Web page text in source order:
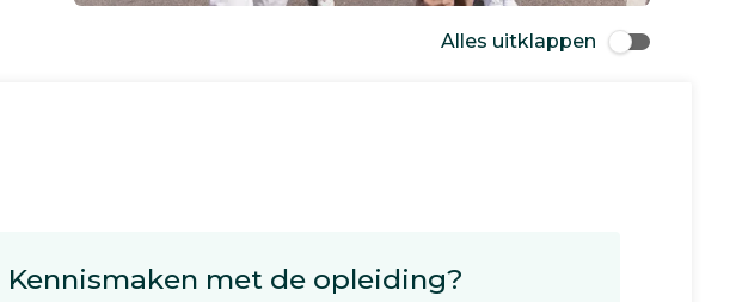
Alles uitklappen
Kennismaken met de opleiding?